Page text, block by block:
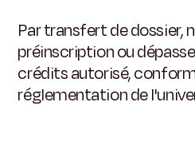
Par transfert de dossier,
préinscription ou
crédits autorisé,
réglementation de